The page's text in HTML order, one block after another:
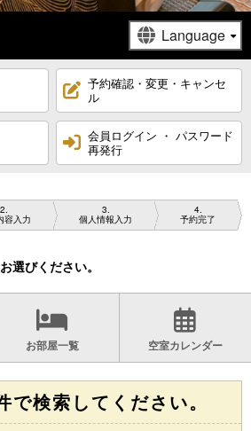
予約確認・変更・キャンセ
ル
会員ログイン ・ パスワード
再発行
2
容入力
3
個人情報入力
4
予約完了
選びください。
お部屋一覧 空室カレンダー
で検索してください。